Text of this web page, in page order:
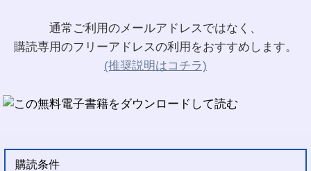
通常ご利用のメールアドレスではなく、
購読専用のフリーアドレスの利用をおすすめします。
(推奨説明はコチラ)
購読条件